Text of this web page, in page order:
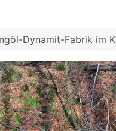
Dynamit-Fabrik im